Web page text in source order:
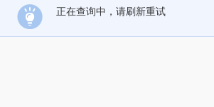
正在查询中，请刷新重试